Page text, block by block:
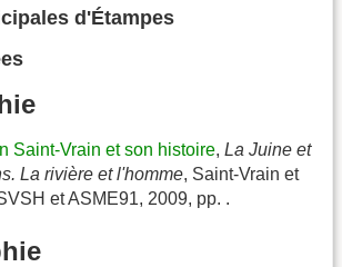
d'Étampes
Saint-Vrain et son histoire, La Juine et
La rivière et l'homme, Saint-Vrain et
et ASME91, 2009, pp. .